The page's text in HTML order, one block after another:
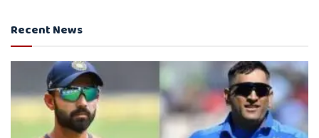
Recent News